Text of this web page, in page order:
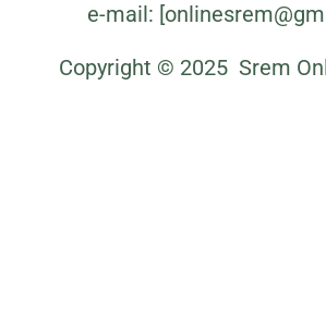
e-mail:
Copyright © 2025 Srem